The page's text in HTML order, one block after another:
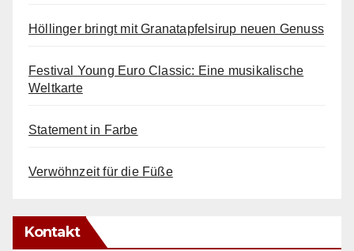
Höllinger bringt mit Granatapfelsirup neuen Genuss
Festival Young Euro Classic: Eine musikalische
Weltkarte
Statement in Farbe
Verwöhnzeit für die Füße
Kontakt